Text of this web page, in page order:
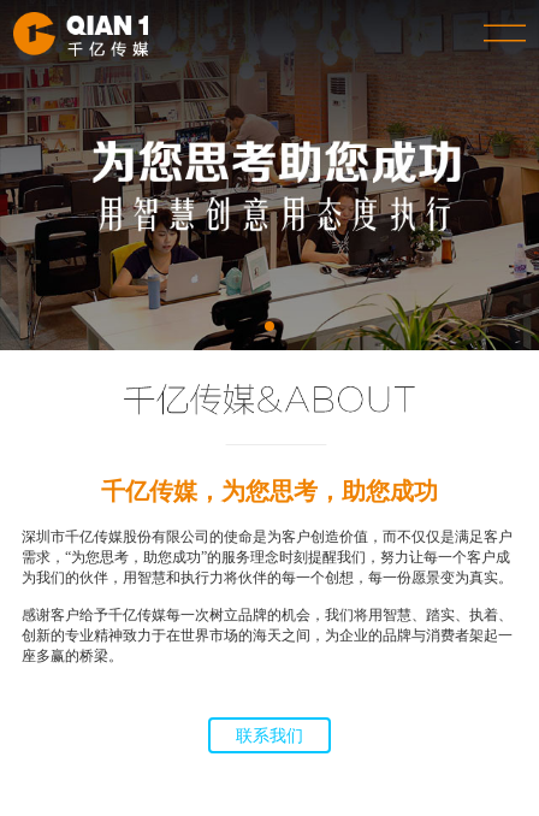
千亿传媒，为您思考，助您成功
深圳市千亿传媒股份有限公司的使命是为客户创造价值，而不仅仅是满足客户
需求，“为您思考，助您成功”的服务理念时刻提醒我们，努力让每一个客户成
为我们的伙伴，用智慧和执行力将伙伴的每一个创想，每一份愿景变为真实。
感谢客户给予千亿传媒每一次树立品牌的机会，我们将用智慧、踏实、执着、
创新的专业精神致力于在世界市场的海天之间，为企业的品牌与消费者架起一
座多赢的桥梁。
联系我们